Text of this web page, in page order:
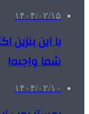
۱۴۰۴/۰۲/۱۵
با این
شما واجبه!
۱۴۰۴/۰۲/۱۰